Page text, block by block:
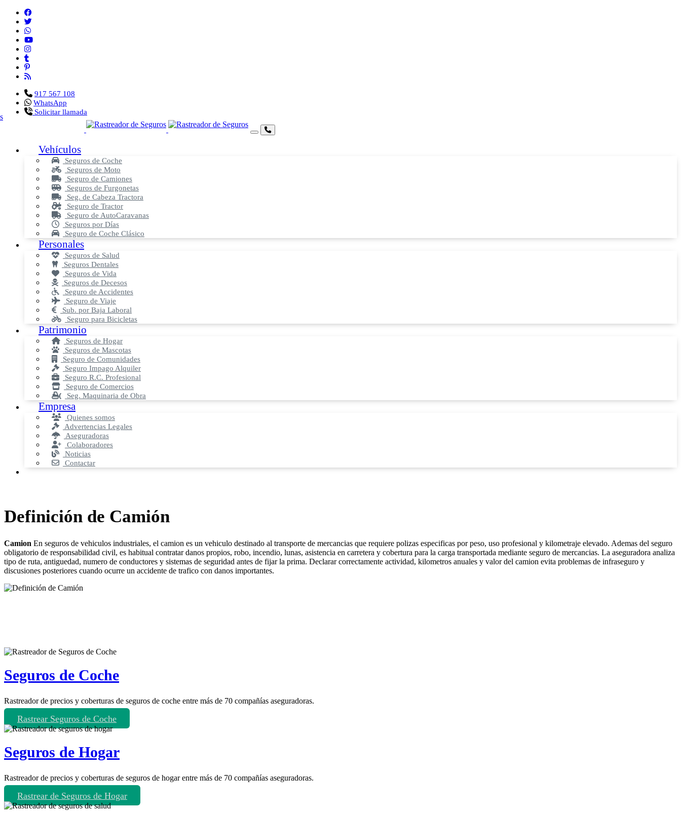
917 567 108
WhatsApp
Solicitar llamada
Vehículos
Seguros de Coche
Seguros de Moto
Seguro de Camiones
Seguros de Furgonetas
Seg. de Cabeza Tractora
Seguro de Tractor
Seguro de AutoCaravanas
Seguros por Días
Seguro de Coche Clásico
Personales
Seguros de Salud
Seguros Dentales
Seguros de Vida
Seguros de Decesos
Seguro de Accidentes
Seguro de Viaje
Sub. por Baja Laboral
Seguro para Bicicletas
Patrimonio
Seguros de Hogar
Seguros de Mascotas
Seguro de Comunidades
Seguro Impago Alquiler
Seguro R.C. Profesional
Seguro de Comercios
Seg. Maquinaria de Obra
Empresa
Quienes somos
Advertencias Legales
Aseguradoras
Colaboradores
Noticias
Contactar
Definición de Camión
Camion En seguros de vehiculos industriales, el camion es un vehiculo destinado al transporte de mercancias que requiere polizas especificas por peso, uso profesional y kilometraje elevado. Ademas del seguro
obligatorio de responsabilidad civil, es habitual contratar danos propios, robo, incendio, lunas, asistencia en carretera y cobertura para la carga transportada mediante seguro de mercancias. La aseguradora analiza
tipo de ruta, antiguedad, numero de conductores y sistemas de seguridad antes de fijar la prima. Declarar correctamente actividad, kilometros anuales y valor del camion evita problemas de infraseguro y
discusiones posteriores cuando ocurre un accidente de trafico con danos importantes.
Seguros de Coche
Rastreador de precios y coberturas de seguros de coche entre más de 70 compañías aseguradoras.
Rastrear Seguros de Coche
Seguros de Hogar
Rastreador de precios y coberturas de seguros de hogar entre más de 70 compañías aseguradoras.
Rastrear de Seguros de Hogar